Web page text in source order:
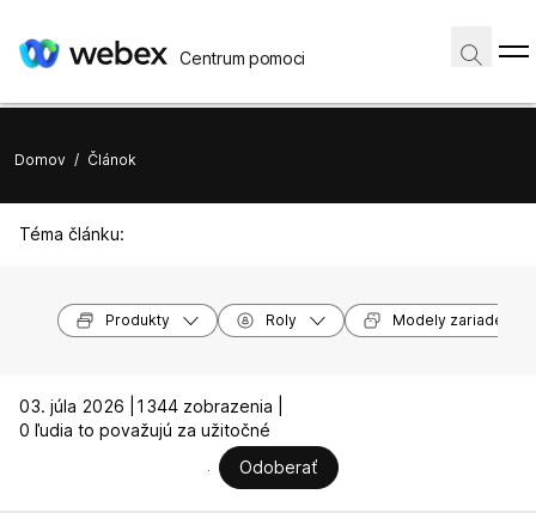
Centrum pomoci
Domov / Článok
Téma článku:
Produkty Roly Modely zariadení
03. júla 2026 |
1344 zobrazenia |
0 ľudia to považujú za užitočné
Odoberať